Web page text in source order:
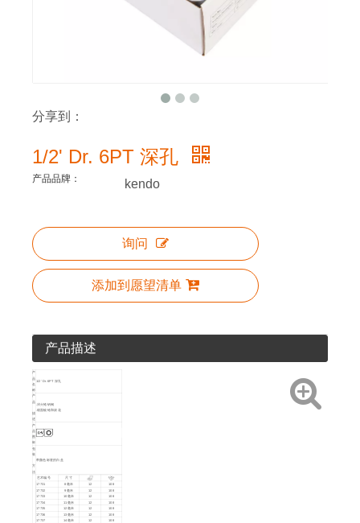
分享到：
1/2' Dr. 6PT 深孔
产品品牌： kendo
询问
添加到愿望清单
产品描述
产
品
名
称
1/2' Dr. 6PT 深孔
产
品
述
.淬火铬钒钢
.缎面镀铬和滚花
产
品
图
标
包
装
方
法
带颜色标签的白盒
艺术编号 尺寸
17731 8毫米 12
108
17732
9毫米 12 108
17733 10毫米 12
108
17734
11毫米 12
108
17735
12毫米 12
108
17736
13毫米 12
108
17737
14毫米 12
108